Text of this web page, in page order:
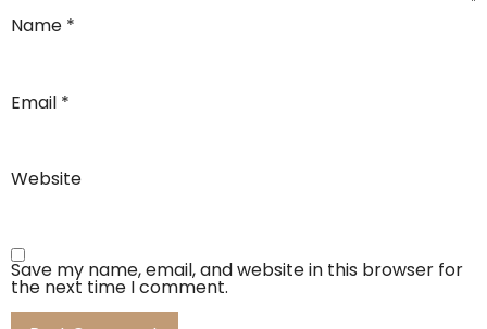
Name *
Email *
Website
Save my name, email, and website in this browser for
the next time I comment.